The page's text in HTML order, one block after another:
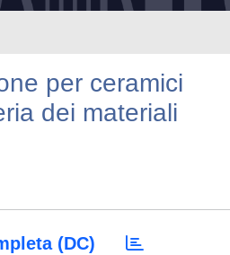
per ceramici
dei materiali
(DC)